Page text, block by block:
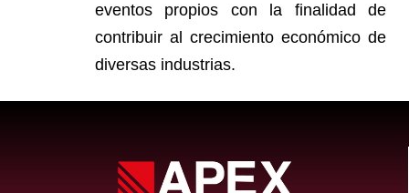
eventos propios con la finalidad de
contribuir al crecimiento económico de
diversas industrias.